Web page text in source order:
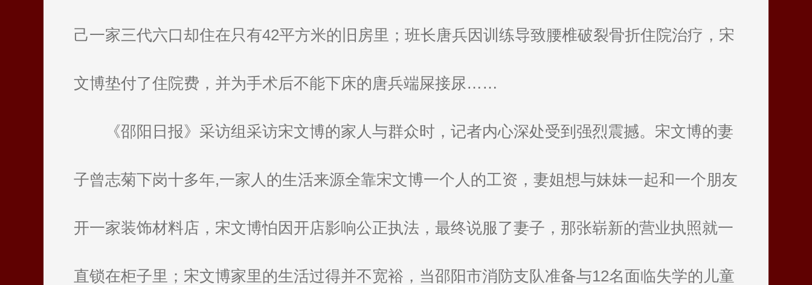
己一家三代六口却住在只有42平方米的旧房里；班长唐兵因训练导致腰椎破裂骨折住院治疗，宋
文博垫付了住院费，并为手术后不能下床的唐兵端屎接尿……
《邵阳日报》采访组采访宋文博的家人与群众时，记者内心深处受到强烈震撼。宋文博的妻
子曾志菊下岗十多年,一家人的生活来源全靠宋文博一个人的工资，妻姐想与妹妹一起和一个朋友
开一家装饰材料店，宋文博怕因开店影响公正执法，最终说服了妻子，那张崭新的营业执照就一
直锁在柜子里；宋文博家里的生活过得并不宽裕，当邵阳市消防支队准备与12名面临失学的儿童